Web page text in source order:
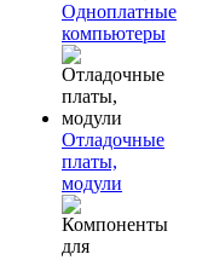
Одноплатные
компьютеры
Отладочные
платы,
модули